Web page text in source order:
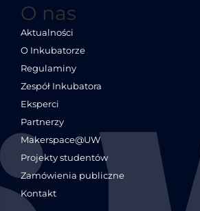
O nas
Aktualności
O Inkubatorze
Regulaminy
Zespół Inkubatora
Eksperci
Partnerzy
Makerspace@UW
Projekty studentów
Zamówienia publiczne
Kontakt